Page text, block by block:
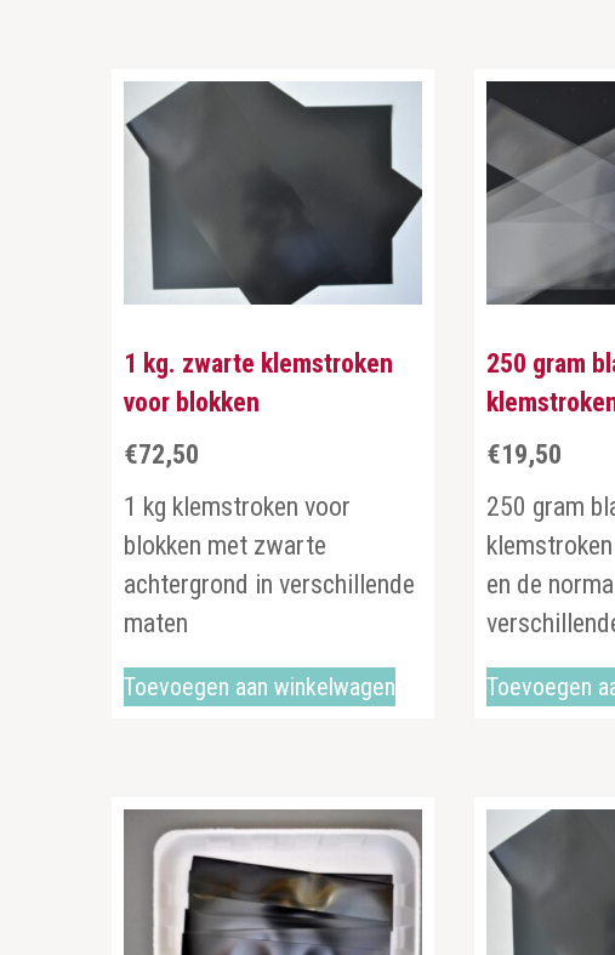
1 kg. zwarte klemstroken
voor blokken
€72,50
1 kg klemstroken voor
blokken met zwarte
achtergrond in verschillende
maten
Toevoegen aan winkelwagen
250 gram
€19,50
250 gram
en de
Toevoegen